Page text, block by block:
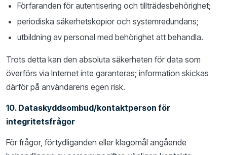
Förfaranden för autentisering och tillträdesbehörighet;
periodiska säkerhetskopior och systemredundans;
utbildning av personal med behörighet att behandla.
Trots detta kan den absoluta säkerheten för data som
överförs via Internet inte garanteras; information skickas
därför på användarens egen risk.
10. Dataskyddsombud/kontaktperson för
integritetsfrågor
För frågor, förtydliganden eller klagomål angående